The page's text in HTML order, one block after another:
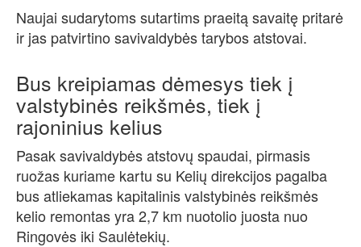
Naujai sudarytoms sutartims praeitą savaitę pritarė
ir jas patvirtino savivaldybės tarybos atstovai.
Bus kreipiamas dėmesys tiek į
valstybinės reikšmės, tiek į
rajoninius kelius
Pasak savivaldybės atstovų spaudai, pirmasis
ruožas kuriame kartu su Kelių direkcijos pagalba
bus atliekamas kapitalinis valstybinės reikšmės
kelio remontas yra 2,7 km nuotolio juosta nuo
Ringovės iki Saulėtekių.